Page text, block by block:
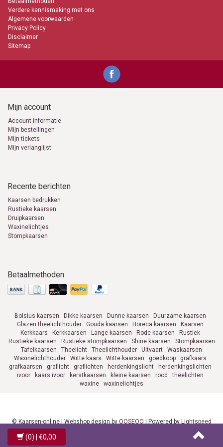
Verdere kennismaking met ons
Algemene voorwaarden
Privacy Policy
Disclaimer
Sitemap
Mijn account
Account informatie
Mijn bestellingen
Mijn tickets
Mijn verlanglijst
Recente berichten
Kaarsen bedrukken
Rustieke kaarsen
Druipkaarsen
Waxinelichtjes
Stompkaarsen
Betaalmethoden
Bolsius kaarsen Dikke kaarsen Dunne kaarsen
Duurzame kaarsen
Glazen theelichthouder
Gouda kaarsen Horeca kaarsen
Kaarsen
Kerkkaars
Kerkkaarsen Lange kaarsen Rode kaarsen
Rustiek
Rustieke kaarsen
Rustieke stompkaarsen Shine kaarsen
Stompkaarsen
Tafelkaarsen
Theelicht Theelichthouder Uitvaart
Waskaarsen
Waxinelichthouder
Witte kaars Witte kaarsen goedkoop
grafkaars
grafkaarsen
graflicht graflichten herdenkingslicht
herdenkingslichten
ivoor
kaars ivoor kerstkaarsen kleine kaarsen rood
theelichten
waxine
waxinelichtjes
© Kaarsen-online | Webshop design by OOSEOO | Powered by Lightspeed
(0) | €0,00